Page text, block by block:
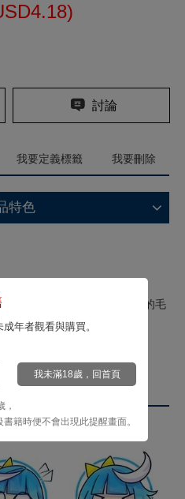
4.18)
討論
我要定義標籤 我要刪除
特色
愛指數突破天際！甜蜜情色的毛
年者觀看與購買。
我未滿18歲，回首頁
籍時便不會出現此提醒畫面。